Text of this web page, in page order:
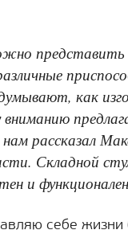
как
рассказал
Складной
и
себе